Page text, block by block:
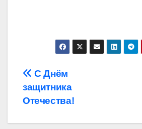
Навигация
по
записям
С Днём
защитника
Отечества!